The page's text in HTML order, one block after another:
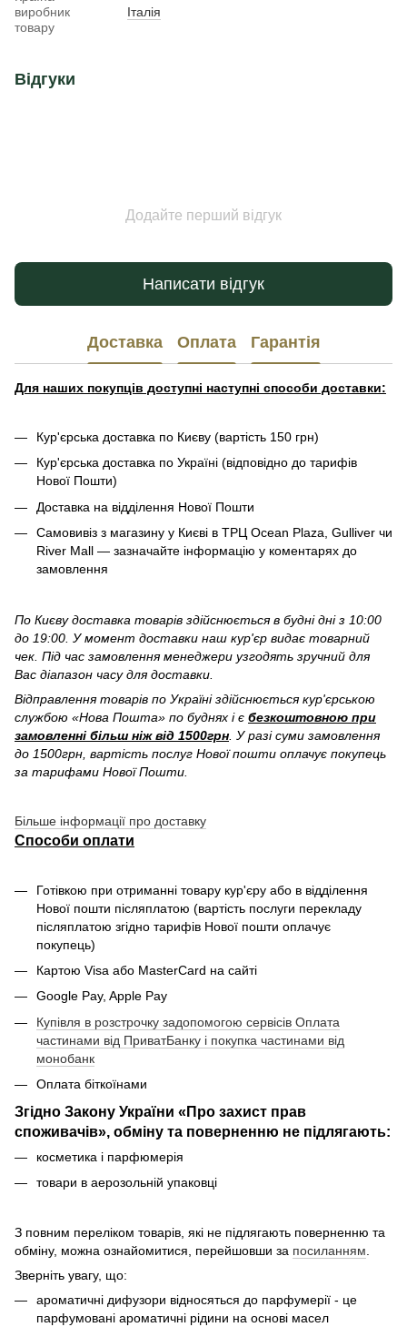
виробник
товару
Італія
Відгуки
Додайте перший відгук
Написати відгук
Доставка Оплата Гарантія
Для наших покупців доступні наступні способи доставки:
Кур'єрська доставка по Києву (вартість 150 грн)
Кур'єрська доставка по Україні (відповідно до тарифів
Нової Пошти)
Доставка на відділення Нової Пошти
Самовивіз з магазину у Києві в ТРЦ Ocean Plaza, Gulliver чи
River Mall — зазначайте інформацію у коментарях до
замовлення
По Києву доставка товарів здійснюється в будні дні з 10:00
до 19:00. У момент доставки наш кур'єр видає товарний
чек. Під час замовлення менеджери узгодять зручний для
Вас діапазон часу для доставки.
Відправлення товарів по Україні здійснюється кур'єрською
службою «Нова Пошта» по буднях і є безкоштовною при
замовленні більш ніж від 1500грн . У разі суми замовлення
до 1500грн, вартість послуг Нової пошти оплачує покупець
за тарифами Нової Пошти.
Більше інформації про доставку
Способи оплати
Готівкою при отриманні товару кур'єру або в відділення
Нової пошти післяплатою (вартість послуги перекладу
післяплатою згідно тарифів Нової пошти оплачує
покупець)
Картою Visa або MasterCard на сайті
Google Pay, Apple Pay
Купівля в розстрочку задопомогою сервісів Оплата
частинами від ПриватБанку і покупка частинами від
монобанк
Оплата біткоїнами
Згідно Закону України «Про захист прав
споживачів», обміну та поверненню не підлягають:
косметика і парфюмерія
товари в аерозольній упаковці
З повним переліком товарів, які не підлягають поверненню та
обміну, можна ознайомитися, перейшовши за посиланням.
Зверніть увагу, що:
ароматичні дифузори відносяться до парфумерії - це
парфумовані ароматичні рідини на основі масел